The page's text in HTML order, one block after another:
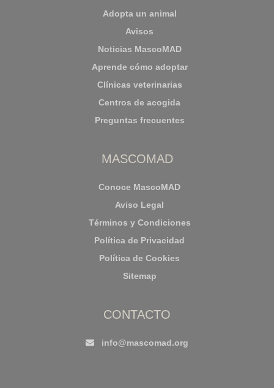
Adopta un animal
Avisos
Noticias MascoMAD
Aprende cómo adoptar
Clínicas veterinarias
Centros de acogida
Preguntas frecuentes
MASCOMAD
Conoce MascoMAD
Aviso Legal
Términos y Condiciones
Política de Privacidad
Política de Cookies
Sitemap
CONTACTO
info@mascomad.org